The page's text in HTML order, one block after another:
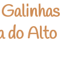
do Alto